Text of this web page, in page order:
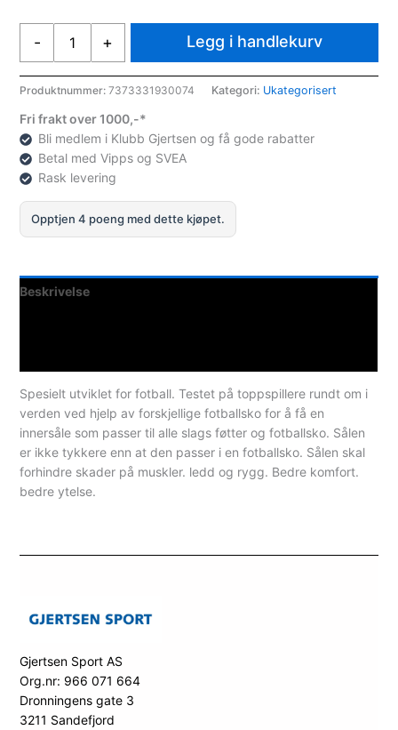
-
movement
+ Legg i handlekurv
Produktnummer:7373331930074 Kategori: Ukategorisert
Fri frakt over 1000,-*
Bli medlem i Klubb Gjertsen og få gode rabatter
Betal med Vipps og SVEA
Rask levering
Opptjen 4 poeng med dette kjøpet.
Beskrivelse
Spesielt utviklet for fotball. Testet på toppspillere rundt om i
verden ved hjelp av forskjellige fotballsko for å få en
innersåle som passer til alle slags føtter og fotballsko. Sålen
er ikke tykkere enn at den passer i en fotballsko. Sålen skal
forhindre skader på muskler. ledd og rygg. Bedre komfort.
bedre ytelse.
Gjertsen Sport AS
Org.nr: 966 071 664
Dronningens gate 3
3211 Sandefjord